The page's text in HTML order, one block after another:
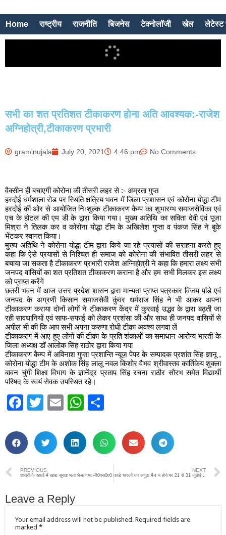
Home राष्ट्रीय राजनीति बिजनेस टेक्नोलॉजी खेल लेटेस्ट
सभी का शत प्रतिशत टीकाकरण होना अति आवश्यक:-राजेश
अग्निहोत्री,टीकाकरण प्रभारी
graminujala July 20, 2021 4:46 pm No Comments
वैक्सीन ही बचाएगी कोरोना की तीसरी लहर से :- अम्रता गुप्त
हरदोई धर्मशाला रोड पर स्थिति क्षत्रिय भवन में जिला प्रशासन एवं कोरोना योद्धा टीम
हरदोई की ओर से आयोजित निःशुल्क टीकाकरण कैम्प का शुभारम्भ समाजसेविका एवं
एच के होटल की एम डी के द्वारा किया गया। मुख्य अतिथि का सविता देवी एवं पूजा
मिश्रा ने तिलक कर व कोरोना योद्धा टीम के अखिलेश गुप्ता व पंकज सिंह ने बुके
भेंटकर स्वागत किया।
मुख्य अतिथि ने कोरोना योद्धा टीम द्वारा किये जा रहे प्रयासों की सराहना करते हुए
कहा कि ऐसे प्रयासों से निश्चित ही समाज को कोरोना की संभावित तीसरी लहर से
बचाया जा सकता है टीकाकरण प्रभारी राजेश अग्निहोत्री ने कहा कि हमारा लक्ष्य सभी
जनपद वासियों का शत प्रतिशत टीकाकरण कराना है और हम सभी मिलकर इस लक्ष्य
को प्राप्त करेंगे
छतरी भवन में आज उत्तर प्रदेश शासन द्वारा मान्यता प्राप्त पत्रकार विजय पांडे एवं
जनपद के अग्रणी किसान समाजसेवी कुंवर धर्मराज सिंह ने भी आकर अपना
टीकाकरण कराया दोनों लोगों ने टीकाकरण केंद्र में कुरवाई उद्धव के द्वारा बढ़ती जा
रही सावधानियों एवं साफ-सफाई को लेकर प्रशंसा की और साथ ही जनपद वासियों से
अपील भी की कि आप सभी अपना करुणा रोधी टीका अवश्य लगवा लें
टीकाकरण में आए हुए लोगों की टीका के प्रति शंकाओं का समाधान आरोग्य भारती के
जिला अध्यक्ष डॉ आलोक सिंह राठोर द्वारा किया गया
टीकाकरण कैम्प में अविनाश गुप्ता प्रशान्ति न्यूज़ पेपर के सम्पादक प्रशांत सिंह ज्ञानू ,
कोरोना योद्धा टीम के अशोक सिंह लालू नवल किशोर वैभव श्रीवास्तव कार्तिकेय शुक्ला
बावन चुंगी शिक्षा विभाग के ज्ञानेंद्र प्रताप सिंह रचना राठौर सौरभ समेत विद्यार्थी
परिषद के स्वयं सेवक उपस्थित रहे।
Facebook
Twitter
EmailWhatsApp
PREVIOUS
छात्रों के खातों में खाद्य सुरक्षा भत्ता भेजा गया:-बी0एस0ए0
NEXT
कार्ड धारकों का अगूठा मैच न होने पर 21 से 31 जुलाई तक प्राक्सी माध्यम से होगा खाद्यान्न वितरण
Leave a Reply
Your email address will not be published. Required fields are
marked *